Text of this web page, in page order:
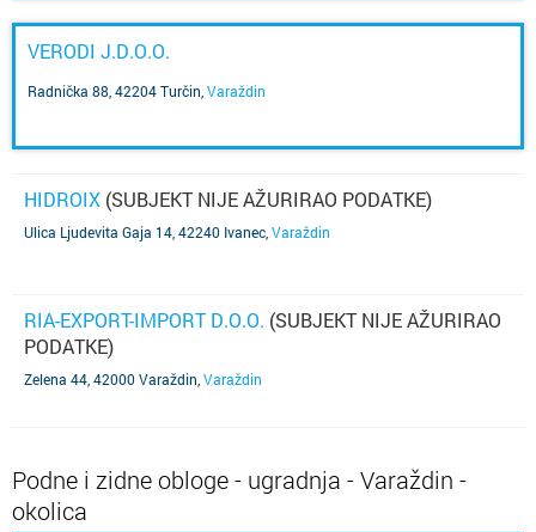
VERODI J.D.O.O.
Radnička 88, 42204 Turčin Varaždin
HIDROIX (SUBJEKT NIJE AŽURIRAO PODATKE)
Ulica Ljudevita Gaja 14, 42240 Ivanec Varaždin
RIA-EXPORT-IMPORT D.O.O. (SUBJEKT NIJE AŽURIRAO
PODATKE)
Zelena 44, 42000 Varaždin Varaždin
Podne i zidne obloge - ugradnja - Varaždin -
okolica